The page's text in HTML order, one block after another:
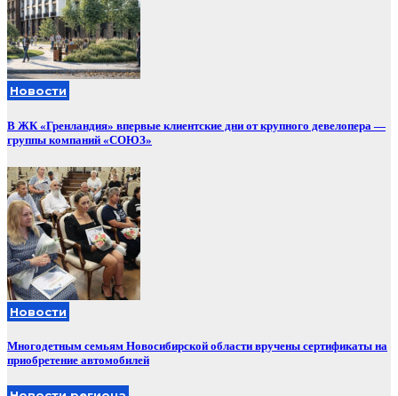
Новости
В ЖК «Гренландия» впервые клиентские дни от крупного девелопера —
группы компаний «СОЮЗ»
Новости
Многодетным семьям Новосибирской области вручены сертификаты на
приобретение автомобилей